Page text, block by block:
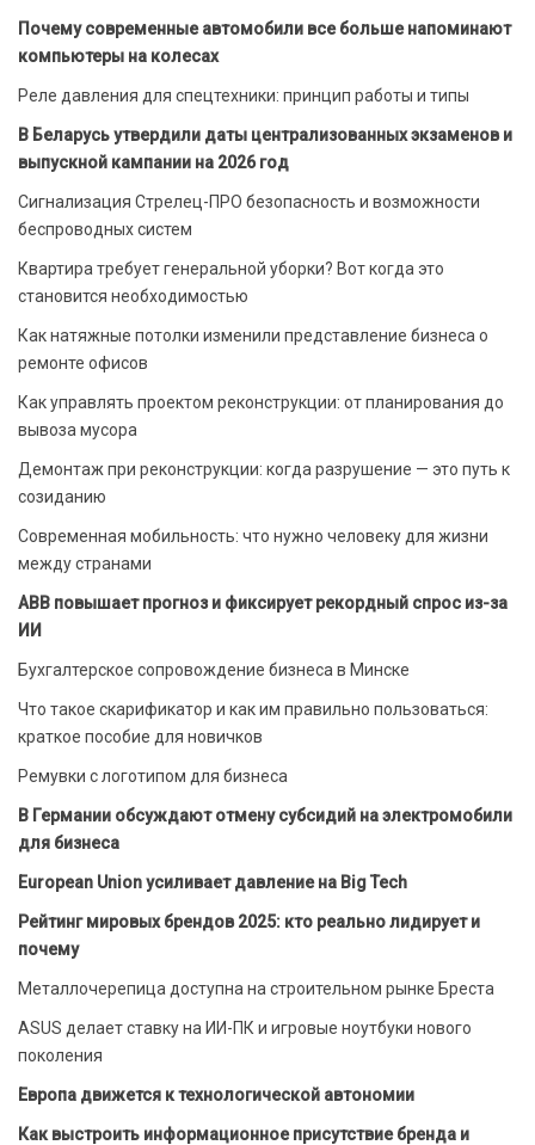
Почему современные автомобили все больше напоминают
компьютеры на колесах
Реле давления для спецтехники: принцип работы и типы
В Беларусь утвердили даты централизованных экзаменов и
выпускной кампании на 2026 год
Сигнализация Стрелец-ПРО безопасность и возможности
беспроводных систем
Квартира требует генеральной уборки? Вот когда это
становится необходимостью
Как натяжные потолки изменили представление бизнеса о
ремонте офисов
Как управлять проектом реконструкции: от планирования до
вывоза мусора
Демонтаж при реконструкции: когда разрушение — это путь к
созиданию
Современная мобильность: что нужно человеку для жизни
между странами
ABB повышает прогноз и фиксирует рекордный спрос из-за
ИИ
Бухгалтерское сопровождение бизнеса в Минске
Что такое скарификатор и как им правильно пользоваться:
краткое пособие для новичков
Ремувки с логотипом для бизнеса
В Германии обсуждают отмену субсидий на электромобили
для бизнеса
European Union усиливает давление на Big Tech
Рейтинг мировых брендов 2025: кто реально лидирует и
почему
Металлочерепица доступна на строительном рынке Бреста
ASUS делает ставку на ИИ-ПК и игровые ноутбуки нового
поколения
Европа движется к технологической автономии
Как выстроить информационное присутствие бренда и